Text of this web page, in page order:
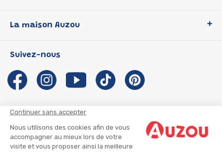
Continuer sans accepter
Nous utilisons des cookies afin de vous
accompagner au mieux lors de votre
visite et vous proposer ainsi la meilleure
P'tit Loup
Les Influenceuses
Migali
Petite Taupe
La maison Auzou
Notre histoire
Auzou s'engage
Auteurs et illustrateurs Auzou
Suivre mon colis
Infos consommateur
Suivez-nous
CGU
CGV